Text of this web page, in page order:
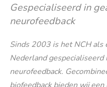
Gespecialiseerd in
neurofeedback
Sinds 2003 is het NCH als
Nederland gespecialiseerd
neurofeedback.